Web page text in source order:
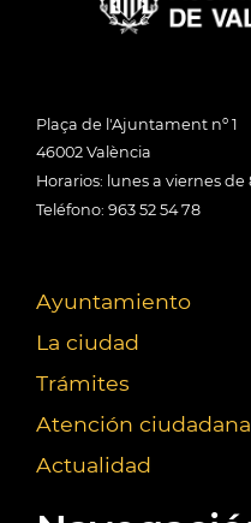
Plaça de l'Ajuntament nº 1
46002 València
Horarios: lunes a viernes de
Teléfono: 963 52 54 78
Ayuntamiento
La ciudad
Trámites
Atención ciudadana
Actualidad